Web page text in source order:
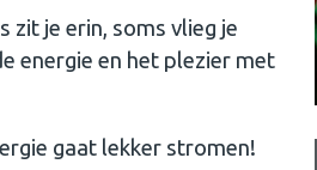
je erin, soms vlieg je
energie en het plezier met
gaat lekker stromen!